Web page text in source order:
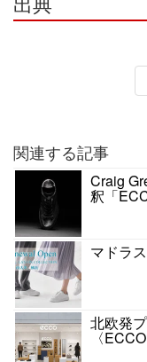
関連する記事
Craig
釈「
マドラ
北欧発
〈